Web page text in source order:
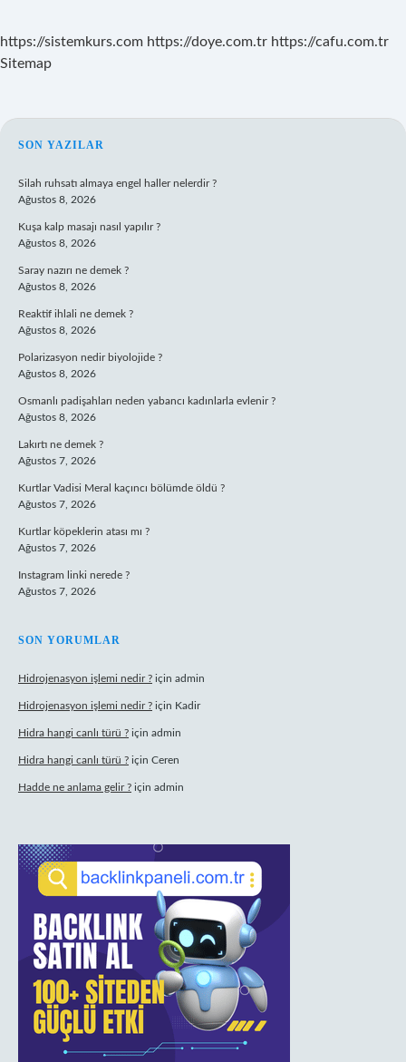
https://sistemkurs.com https://doye.com.tr https://cafu.com.tr
Sitemap
SIDEBAR
SON YAZILAR
Silah ruhsatı almaya engel haller nelerdir ?
Ağustos 8, 2026
Kuşa kalp masajı nasıl yapılır ?
Ağustos 8, 2026
Saray nazırı ne demek ?
Ağustos 8, 2026
Reaktif ihlali ne demek ?
Ağustos 8, 2026
Polarizasyon nedir biyolojide ?
Ağustos 8, 2026
Osmanlı padişahları neden yabancı kadınlarla evlenir ?
Ağustos 8, 2026
Lakırtı ne demek ?
Ağustos 7, 2026
Kurtlar Vadisi Meral kaçıncı bölümde öldü ?
Ağustos 7, 2026
Kurtlar köpeklerin atası mı ?
Ağustos 7, 2026
Instagram linki nerede ?
Ağustos 7, 2026
SON YORUMLAR
Hidrojenasyon işlemi nedir ? için admin
Hidrojenasyon işlemi nedir ? için Kadir
Hidra hangi canlı türü ? için admin
Hidra hangi canlı türü ? için Ceren
Hadde ne anlama gelir ? için admin